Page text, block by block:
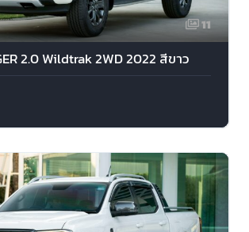
11
2.0 Wildtrak 2WD 2022 สีขาว